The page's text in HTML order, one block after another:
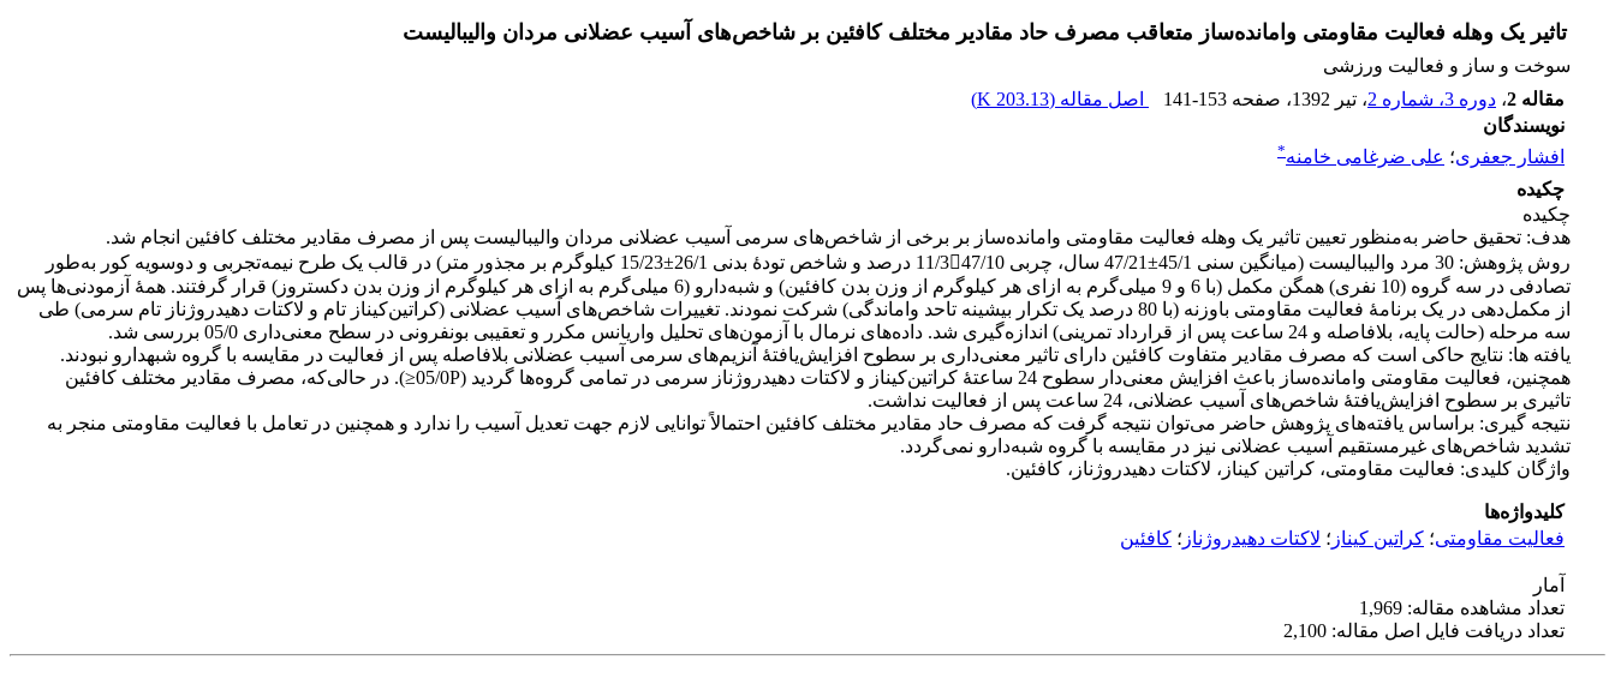
تاثیر یک وهله فعالیت مقاومتی وامانده‌ساز متعاقب مصرف حاد مقادیر مختلف کافئین بر شاخص‌های آسیب عضلانی مردان والیبالیست
سوخت و ساز و فعالیت ورزشی
مقاله 2
، دوره 3، شماره 2 ، تیر 1392 ، صفحه 141-153 اصل مقاله (203.13 K
)
نویسندگان
افشار جعفری؛ علی ضرغامی خامنه*
چکیده
چکیده
هدف: تحقیق حاضر به‌منظور تعیین تاثیر یک وهله فعالیت مقاومتی وامانده‌ساز بر برخی از شاخص‌های سرمی آسیب عضلانی مردان والیبالیست پس از مصرف مقادیر مختلف کافئین انجام شد.
روش پژوهش: 30 مرد والیبالیست (میانگین سنی 45/1±47/21 سال، چربی 11/347/10 درصد و شاخص تودۀ بدنی 26/1±15/23 کیلوگرم بر مجذور متر) در قالب یک طرح نیمه‌تجربی و دوسویه کور به‌طور
تصادفی در سه گروه (10 نفری) همگن مکمل (با 6 و 9 میلی‌گرم به ازای هر کیلوگرم از وزن بدن کافئین) و شبه‌دارو (6 میلی‌گرم به ازای هر کیلوگرم از وزن بدن دکستروز) قرار گرفتند. همۀ آزمودنی‌ها پس
از مکمل‌دهی در یک برنامۀ فعالیت مقاومتی باوزنه (با 80 درصد یک تکرار بیشینه تاحد واماندگی) شرکت نمودند. تغییرات شاخص‌های آسیب عضلانی (کراتین‌کیناز تام و لاکتات دهیدروژناز تام سرمی) طی
سه مرحله (حالت پایه، بلافاصله و 24 ساعت پس از قرارداد تمرینی) اندازه‌گیری شد. داده‌های نرمال با آزمون‌های تحلیل واریانس مکرر و تعقیبی بونفرونی در سطح معنی‌داری 05/0 بررسی شد.
یافته ها: نتایج حاکی است که مصرف مقادیر متفاوت کافئین دارای تاثیر معنی‌داری بر سطوح افزایش‌یافتۀ آنزیم‌های سرمی آسیب عضلانی بلافاصله پس از فعالیت در مقایسه با گروه شبه‎دارو نبودند.
همچنین، فعالیت‌ مقاومتی وامانده‌ساز باعث افزایش معنی‌دار سطوح 24 ساعتۀ کراتین‌کیناز و لاکتات دهیدروژناز سرمی در تمامی گروه‌ها گردید (05/0P≤). در حالی‌که، مصرف مقادیر مختلف کافئین
تاثیری بر سطوح افزایش‌یافتۀ شاخص‌های آسیب عضلانی، 24 ساعت پس از فعالیت نداشت.
نتیجه گیری: براساس یافته‌های پژوهش حاضر می‌توان نتیجه گرفت که مصرف حاد مقادیر مختلف کافئین احتمالاً توانایی لازم جهت تعدیل آسیب را ندارد و همچنین در تعامل با فعالیت مقاومتی منجر به
تشدید شاخص‌های غیرمستقیم آسیب عضلانی نیز در مقایسه با گروه شبه‌دارو نمی‌گردد.
واژگان کلیدی: فعالیت مقاومتی، کراتین کیناز، لاکتات دهیدروژناز، کافئین.
کلیدواژه‌ها
فعالیت مقاومتی؛ کراتین کیناز ؛ لاکتات دهیدروژناز ؛ کافئین
آمار
تعداد مشاهده مقاله: 1,969
تعداد دریافت فایل اصل مقاله: 2,100